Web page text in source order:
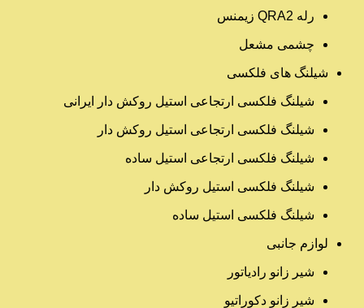
رله QRA2 زیمنس
چشمی مشعل
شیلنگ های فلکسی
شیلنگ فلکسی ارتجاعی استیل روکش دار ایرانی
شیلنگ فلکسی ارتجاعی استیل روکش دار
شیلنگ فلکسی ارتجاعی استیل ساده
شیلنگ فلکسی استیل روکش دار
شیلنگ فلکسی استیل ساده
لوازم جانبی
شیر زانو رادیاتور
شیر زانو دکوراتیو